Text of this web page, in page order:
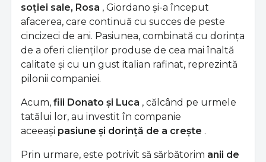
soției sale, Rosa , Giordano și-a început
afacerea, care continuă cu succes de peste
cincizeci de ani. Pasiunea, combinată cu dorința
de a oferi clienților produse de cea mai înaltă
calitate și cu un gust italian rafinat, reprezintă
pilonii companiei.
Acum, fiii Donato și Luca , călcând pe urmele
tatălui lor, au investit în companie
aceeași pasiune și dorință de a crește .
Prin urmare, este potrivit să sărbătorim anii de